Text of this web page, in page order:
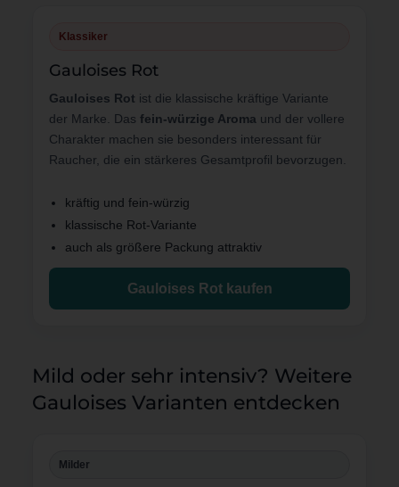
Klassiker
Gauloises Rot
Gauloises Rot ist die klassische kräftige Variante
der Marke. Das fein-würzige Aroma und der vollere
Charakter machen sie besonders interessant für
Raucher, die ein stärkeres Gesamtprofil bevorzugen.
kräftig und fein-würzig
klassische Rot-Variante
auch als größere Packung attraktiv
Gauloises Rot kaufen
Mild oder sehr intensiv? Weitere
Gauloises Varianten entdecken
Milder